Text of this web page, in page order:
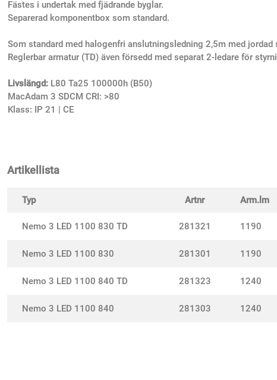
Fästes i undertak med fjädrande byglar.
Separerad komponentbox som standard.
Som standard med halogenfri anslutningsledning 2,5m med jordad
Reglerbar armatur (TD) även försedd med separat 2-ledare för
Livslängd: L80 Ta25 100000h (B50)
MacAdam 3 SDCM CRI: >80
Klass: IP 21 | CE
Artikellista
Typ Artnr Arm.lm
Nemo 3 LED 1100 830 TD 281321 1190
Nemo 3 LED 1100 830 281301 1190
Nemo 3 LED 1100 840 TD 281323 1240
Nemo 3 LED 1100 840 281303 1240